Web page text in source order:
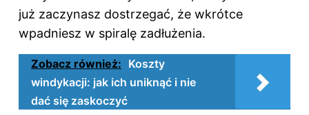
już zaczynasz dostrzegać, że wkrótce
wpadniesz w spiralę zadłużenia.
Zobacz również: Koszty
windykacji: jak ich uniknąć i nie
dać się zaskoczyć